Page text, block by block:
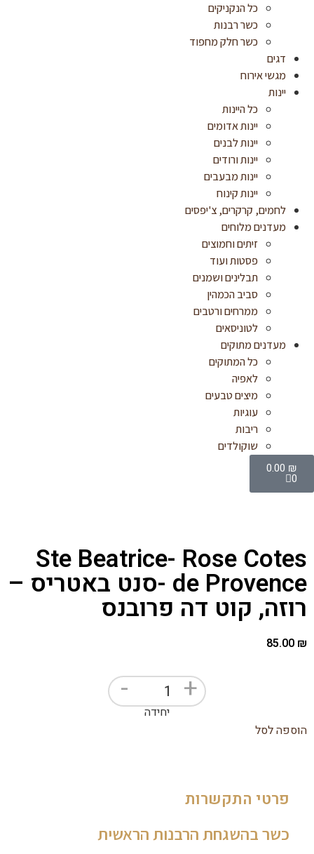
כל הנקניקים
כשר רבנות
כשר חלק מחפוד
דגים
מגשי אירוח
יינות
כל היינות
יינות אדומים
יינות לבנים
יינות ורודים
יינות מבעבים
יינות קינוח
לחמים, קרקרים, צ'יפסים
מעדנים מלוחים
זיתים וחמוצים
פסטות ועוד
תבלינים ושמנים
סביב הכמהין
ממרחים ורטבים
לטוניסאים
מעדנים מתוקים
כל המתוקים
לאפיה
מיצים טבעים
עוגיות
ריבות
שוקולדים
0.00 ₪
0
Ste Beatrice- Rose Cotes
de Provence -סנט באטריס –
רוזה, קוט דה פרובנס
85.00 ₪
- +
יחידה
הוספה לסל
פרטי התקשרות
כשר בהשגחת הרבנות הראשית